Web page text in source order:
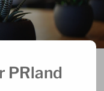
PRland